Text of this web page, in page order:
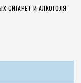
СИГАРЕТ И АЛКОГОЛЯ